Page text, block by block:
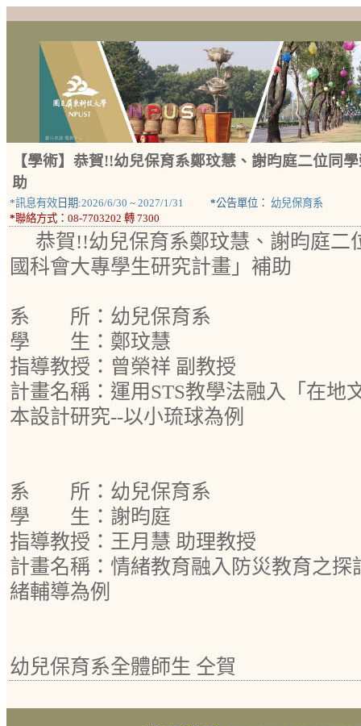
【學術】恭賀!!幼兒保育系鄭玟慧、謝昀庭二位同
助
*訊息有效 日期:2026/6/30 ~ 2027/1/31 *公告單位： 幼兒保育系
*聯絡方式： 08-7703202 轉 7300
恭賀!!幼兒保育系鄭玟慧、謝昀庭二
國科會大專學生研究計畫」補助
系 所：幼兒保育系
學 生：鄭玟慧
指導教授：曾榮祥 副教授
計畫名稱：運用STS教學法融入「在地
本設計研究--以小琉球為例
系 所：幼兒保育系
學 生：謝昀庭
指導教授：王月慧 助理教授
計畫名稱：情緒教育融入防災教育之
緒輔導為例
幼兒保育系全體師生 仝賀